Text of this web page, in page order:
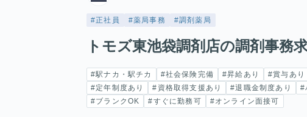
#正社員 #薬局事務 #調剤薬局
トモズ東池袋調剤店の調剤事務
#駅ナカ・駅チカ #社会保険完備 #昇給あり #賞与あり
#定年制度あり
#資格取得支援あり #退職金制度あり #
#ブランクOK
#すぐに勤務可 #オンライン面接可